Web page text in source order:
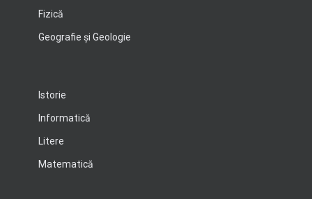
Fizică
Geografie şi Geologie
Istorie
Informatică
Litere
Matematică